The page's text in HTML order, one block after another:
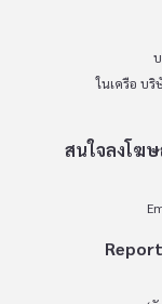
ในเครือ บ
สนใจลงโฆ